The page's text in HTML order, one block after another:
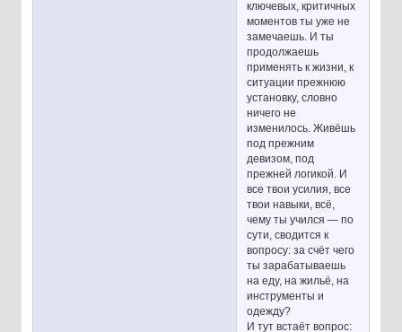
ключевых, критичных
моментов ты уже не
замечаешь. И ты
продолжаешь
применять к жизни, к
ситуации прежнюю
установку, словно
ничего не
изменилось. Живёшь
под прежним
девизом, под
прежней логикой. И
все твои усилия, все
твои навыки, всё,
чему ты учился — по
сути, сводится к
вопросу: за счёт чего
ты зарабатываешь
на еду, на жильё, на
инструменты и
одежду?
И тут встаёт вопрос: